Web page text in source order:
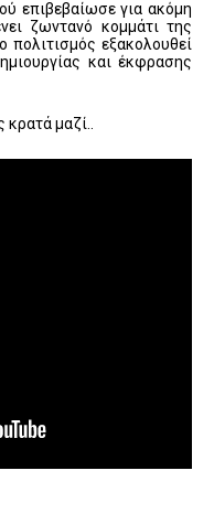
επιβεβαίωσε για ακόμη
ζωντανό κομμάτι της
πολιτισμός εξακολουθεί
και έκφρασης
μαζί..